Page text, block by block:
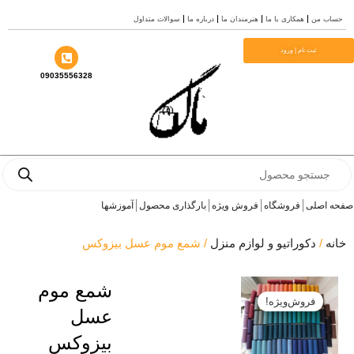
من همکاری با ما هنرمندان ما درباره ما سوالات متداول
ثبت نام | ورود
09035556328
اصلی فروشگاه فروش ویژه بارگذاری محصول آموزشها
/دکوراتیو و لوازم منزل/ شمع موم عسل بیزوکس
فروش‌ویژه!
شمع موم
عسل
بیزوکس